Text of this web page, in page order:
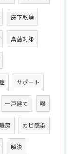
床下乾燥
真菌対策
サポート
一戸建て 喉
房 カビ感染
解決